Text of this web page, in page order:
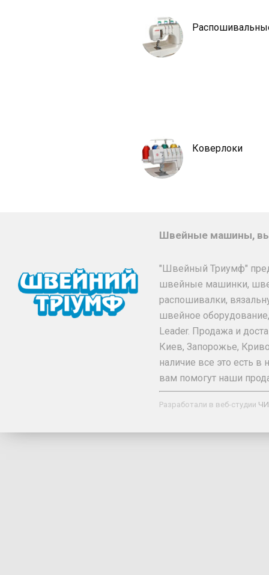
Коверлоки
Швейные машины,
"Швейный Триумф"
швейные машинки,
распошивалки,
швейное
Leader. Продажа и
Киев, Запорожье,
наличие все это есть
вам помогут наши
Разработали в веб-студии